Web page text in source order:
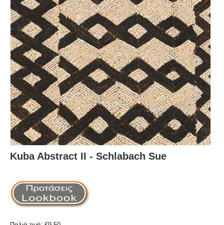
Kuba Abstract II - Schlabach Sue